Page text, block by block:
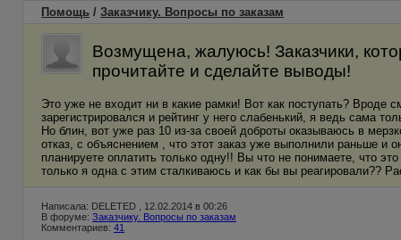
Помощь / Заказчику. Вопросы по заказам
Возмущена, жалуюсь! Заказчики,
прочитайте и сделайте выводы!
Это уже не входит ни в какие рамки! Вот как поступать? Вроде
зарегистрировался и рейтинг у него слабенький, я ведь сама
Но блин, вот уже раз 10 из-за своей доброты оказываюсь в
отказ, с объяснением , что этот заказ уже выполнили раньше и
планируете оплатить только одну!! Вы что не понимаете, что
только я одна с этим сталкиваюсь и как бы вы реагировали??
Написала: DELETED , 12.02.2014 в 00:26
В форуме: Заказчику. Вопросы по заказам
Комментариев: 41